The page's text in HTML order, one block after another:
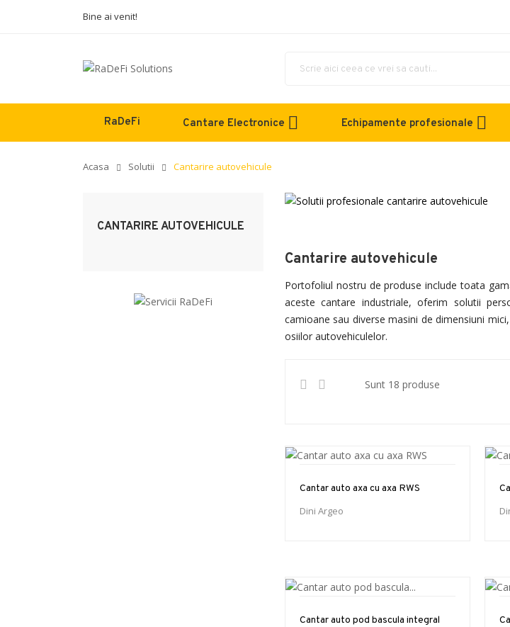
Bine ai venit!
RaDeFi Cantare Electronice Echipamente profesionale
Acasa Solutii Cantarire autovehicule
CANTARIRE AUTOVEHICULE
Cantarire autovehicule
Portofoliul nostru de produse include toata
aceste cantare industriale, oferim solutii
camioane sau diverse masini de dimensiuni
osiilor autovehiculelor.
Sunt 18 produse
Cantar auto axa cu axa RWS
Dini Argeo
Cantar auto pod bascula integral